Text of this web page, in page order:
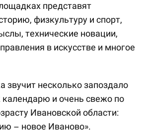
представят
физкультуру и спорт,
технические новации,
в искусстве и многое
звучит несколько запоздало
и очень свежо по
Ивановской области:
– новое Иваново».